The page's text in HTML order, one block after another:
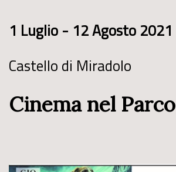
1 Luglio - 12 Agosto 2021
Castello di Miradolo
Cinema nel Parco